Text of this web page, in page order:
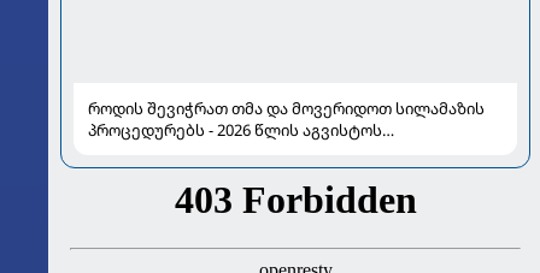
როდის შევიჭრათ თმა და მოვერიდოთ სილამაზის
პროცედურებს - 2026 წლის აგვისტოს